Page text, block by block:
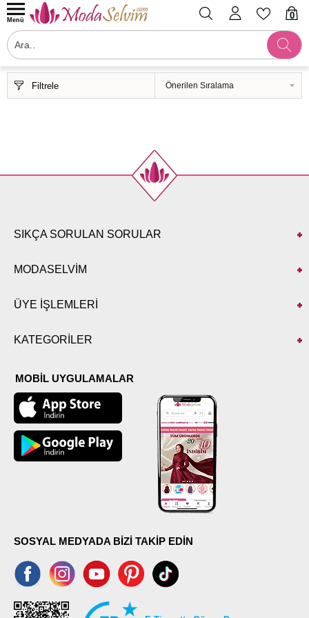
0
Menü
Filtrele
SIKÇA SORULAN SORULAR
MODASELVİM
ÜYE İŞLEMLERİ
KATEGORİLER
MOBİL UYGULAMALAR
SOSYAL MEDYADA BİZİ TAKİP EDİN